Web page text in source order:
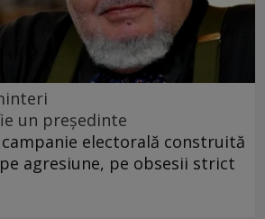
un președinte
electorală construită
agresiune, pe obsesii strict